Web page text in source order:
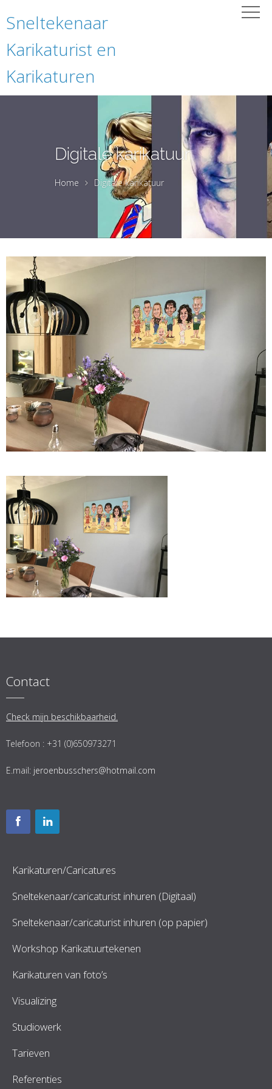
Sneltekenaar
Karikaturist en
Karikaturen
Digitale karikatuur
Home Digitale karikatuur
Contact
Check mijn beschikbaarheid.
Telefoon : +31 (0)650973271
E.mail: jeroenbusschers@hotmail.com
Karikaturen/Caricatures
Sneltekenaar/caricaturist inhuren (Digitaal)
Sneltekenaar/caricaturist inhuren (op papier)
Workshop Karikatuurtekenen
Karikaturen van foto’s
Visualizing
Studiowerk
Tarieven
Referenties